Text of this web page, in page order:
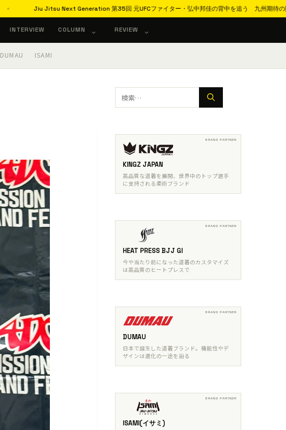
Jiu Jitsu Next Generation 第35回 元UFCファイター・弘中邦佳の背中を追う 九州期待の隆乃介
INTERVIEW COLUMN REVIEW
DUMAU ISAMI
検
索:
KINGZ JAPAN
高品質な道着を展開、世界中のトップ選手
に支持される柔術ブランド
HEAT PRESS BJJ GI
今や当たり前になった道着のカスタマイズ
は高品質のヒートプレスで
DUMAU
日本で誕生した道着ブランド。機能性やデ
ザインは進化の一途を辿る
ISAMI(イサミ)